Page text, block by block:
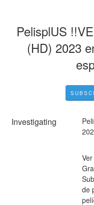
PelisplUS
(HD) 2023
Investigating
de